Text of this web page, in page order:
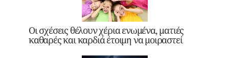
Οι σχέσεις θέλουν χέρια ενωμένα, ματιές
καθαρές και καρδιά έτοιμη να μοιραστεί